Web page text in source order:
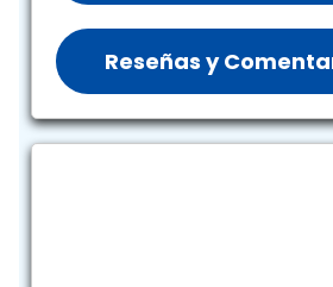
Reseñas y